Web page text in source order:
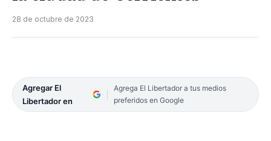
28 de octubre de 2023
Agregar El
Libertador en
Agrega El Libertador a tus medios
preferidos en Google